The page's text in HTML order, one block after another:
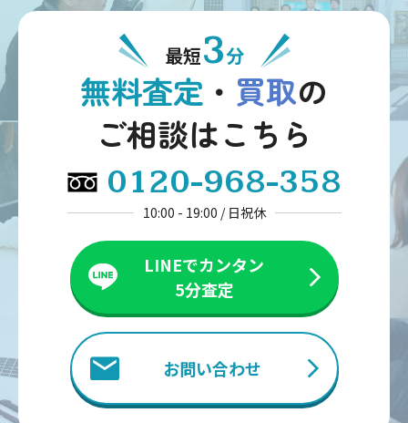
最短3分
無料査定 ・ 買取の
ご相談はこちら
0120-968-358
10:00 - 19:00 / 日祝休
LINEでカンタン
5分査定
お問い合わせ